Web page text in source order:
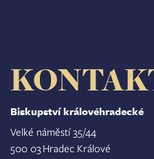
Biskupství královéhradecké
Velké náměstí 35/44
500 03 Hradec Králové